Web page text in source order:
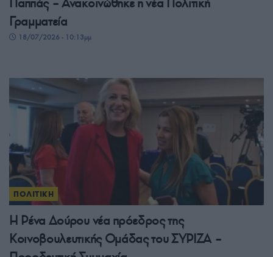
Γραμματεία
18/07/2026 - 10:13μμ
ΠΟΛΙΤΙΚΗ
Η Ρένα Δούρου νέα πρόεδρος της
Κοινοβουλευτικής Ομάδας του ΣΥΡΙΖΑ –